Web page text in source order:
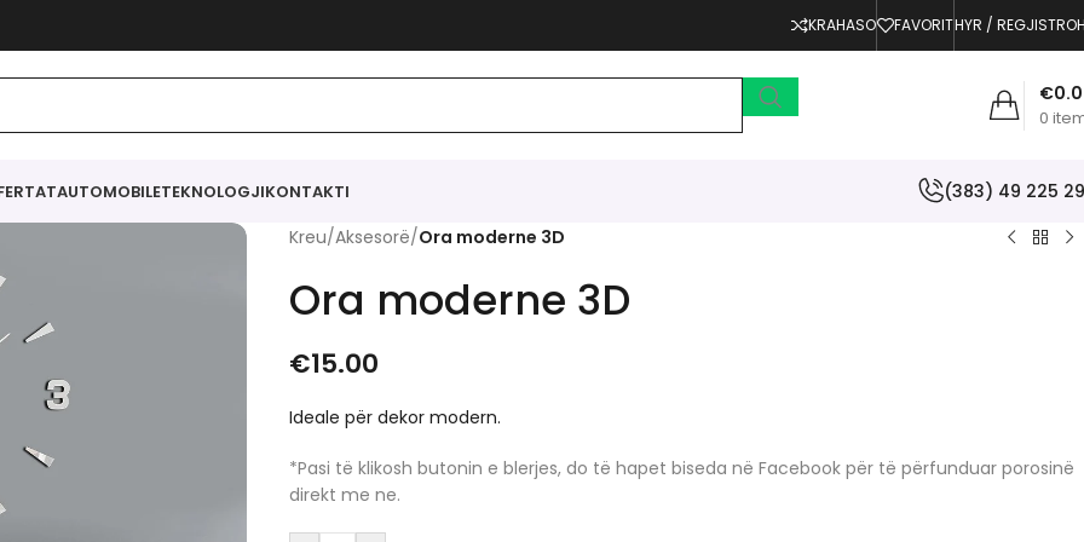
KRAHASO FAVORITHYR /
0
€
AUTOMOBILETEKNOLOGJIKONTAKTI (383) 49 225
Kreu/Aksesorë/Ora moderne 3D
Ora moderne 3D
€15.00
Ideale për dekor modern.
*Pasi të klikosh butonin e blerjes, do të hapet biseda në Facebook për të përfunduar porosinë
direkt me ne.